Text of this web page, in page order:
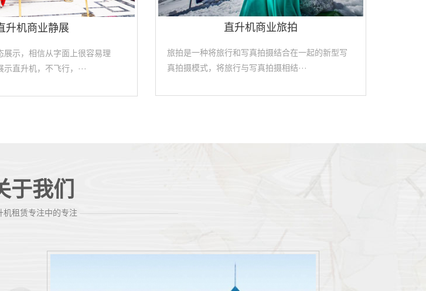
升机商业静展
展示，相信从字面上很容易理
直升机，不飞行，···
直升机商业旅拍
旅拍是一种将旅行和写真拍摄结合在一起的新型写
真拍摄模式，将旅行与写真拍摄相结···
于我们
机租赁专注中的专注 ————————————